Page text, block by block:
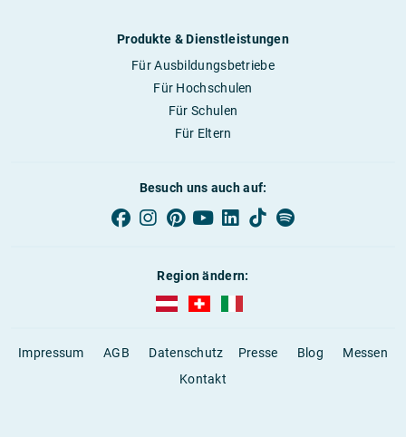
Produkte & Dienstleistungen
Für Ausbildungsbetriebe
Für Hochschulen
Für Schulen
Für Eltern
Besuch uns auch auf:
Region ändern:
AUBI-plus Österreich (deutsch)
Impressum AGB Datenschutz Presse Blog
Messen
Kontakt